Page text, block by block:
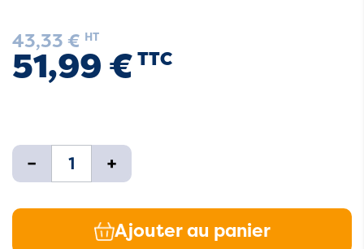
43,33 € HT
51,99 € TTC
- +
Ajouter au panier